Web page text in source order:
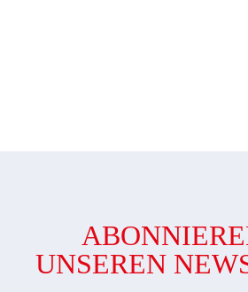
UNSEREN